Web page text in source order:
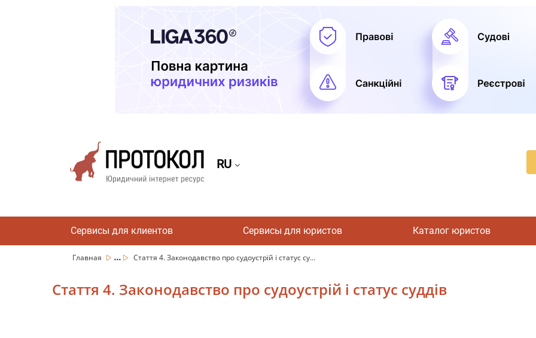
RU
Сервисы для клиентов Сервисы для юристов Каталог юристов
Главная ... Стаття 4. Законодавство про судоустрій і статус су...
Стаття 4. Законодавство про судоустрій і статус суддів